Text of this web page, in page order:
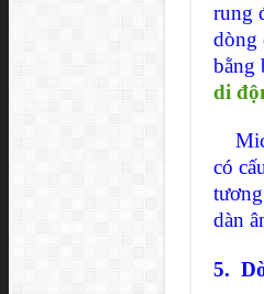
rung
dòng
bằng
di
Mic
có
dàn
5.